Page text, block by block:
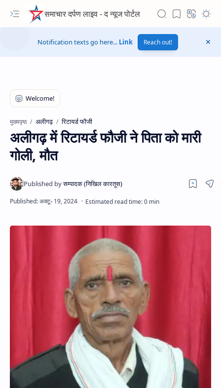
समाचार दर्पण लाइव - द न्यूज पोर्टल
Notification texts go here... Link Reach out!
मुख्यपृष्ठ अलीगढ़ रिटायर्ड फौजी
अलीगढ़ में रिटायर्ड फौजी ने पिता को मारी
गोली, मौत